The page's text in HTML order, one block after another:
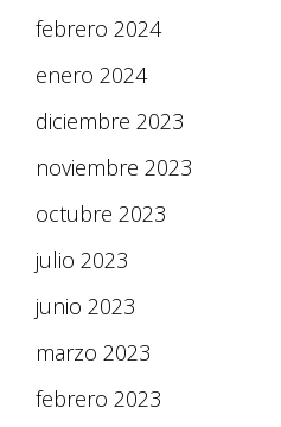
febrero 2024
enero 2024
diciembre 2023
noviembre 2023
octubre 2023
julio 2023
junio 2023
marzo 2023
febrero 2023